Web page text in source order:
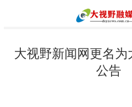
大视野新闻网更名
公告